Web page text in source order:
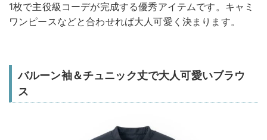
1枚で主役級コーデが完成する優秀アイテムです。キャミ
ワンピースなどと合わせれば大人可愛く決まります。
バルーン袖＆チュニック丈で大人可愛いブラウ
ス